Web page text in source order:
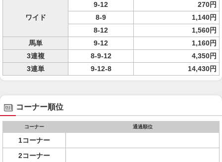
ワイド
9-12
270円
8-9
1,140円
8-12
1,560円
馬単
9-12
1,160円
3連複
8-9-12
4,350円
3連単
9-12-8 14,430円
コーナー順位
コーナー 通過順位
1コーナー
2コーナー